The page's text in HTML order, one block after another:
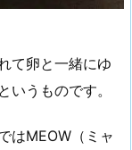
て卵と一緒にゆ
いうものです。
はMEOW（ミャ